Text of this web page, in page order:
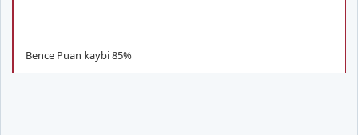
Bence Puan kaybi 85%